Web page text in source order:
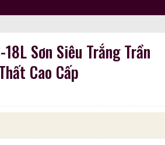
18L Sơn Siêu Trắng Trần
Cao Cấp